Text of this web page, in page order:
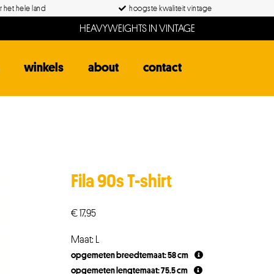
het hele land hoogste kwaliteit vintage
HEAVYWEIGHTS IN VINTAGE
winkels about contact
Fila 90s T-shirt
€17,95
Maat: L
opgemeten breedtemaat: 58 cm
opgemeten lengtemaat: 75.5 cm